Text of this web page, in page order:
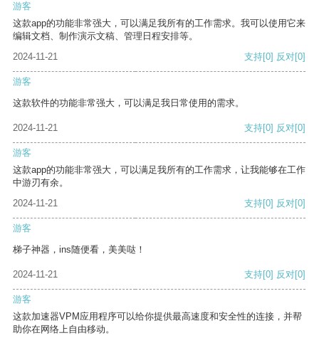
游客
这款app的功能非常强大，可以满足我所有的工作需求。我可以使用它来
编辑文档、制作演示文稿、管理日程安排等。
2024-11-21
支持[0] 反对[0]
游客
这款软件的功能非常强大，可以满足我日常使用的需求。
2024-11-21 支持[0] 反对[0]
游客
这款app的功能非常强大，可以满足我所有的工作需求，让我能够在工作
中游刃有余。
2024-11-21
支持[0] 反对[0]
游客
梯子神器，ins随便看，美美哒！
2024-11-21 支持[0] 反对[0]
游客
这款加速器VPM应用程序可以给你提供最高速度和安全性的连接，并帮
助你在网络上自由移动。